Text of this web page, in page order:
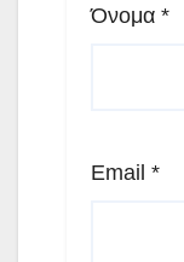
Όνομα *
Email *